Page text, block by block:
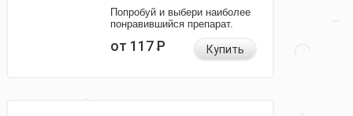
Попробуй и выбери наиболее
понравившийся препарат.
от 117Р Купить